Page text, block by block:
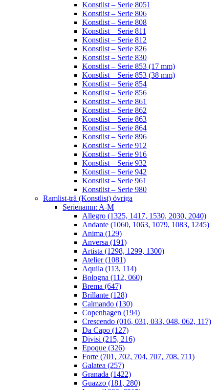
Konstlist – Serie 8051
Konstlist – Serie 806
Konstlist – Serie 808
Konstlist – Serie 811
Konstlist – Serie 812
Konstlist – Serie 826
Konstlist – Serie 830
Konstlist – Serie 853 (17 mm)
Konstlist – Serie 853 (38 mm)
Konstlist – Serie 854
Konstlist – Serie 856
Konstlist – Serie 861
Konstlist – Serie 862
Konstlist – Serie 863
Konstlist – Serie 864
Konstlist – Serie 896
Konstlist – Serie 912
Konstlist – Serie 916
Konstlist – Serie 932
Konstlist – Serie 942
Konstlist – Serie 961
Konstlist – Serie 980
Ramlist-trä (Konstlist) övriga
Serienamn: A-M
Allegro (1325, 1417, 1530, 2030, 2040)
Andante (1060, 1063, 1079, 1083, 1245)
Anima (129)
Anversa (191)
Artista (1298, 1299, 1300)
Atelier (1081)
Aquila (113, 114)
Bologna (112, 060)
Brema (647)
Brillante (128)
Calmando (130)
Copenhagen (194)
Crescendo (016, 031, 033, 048, 062, 117)
Da Capo (127)
Divisi (215, 216)
Epoque (326)
Forte (701, 702, 704, 707, 708, 711)
Galatea (257)
Granada (1422)
Guazzo (181, 280)